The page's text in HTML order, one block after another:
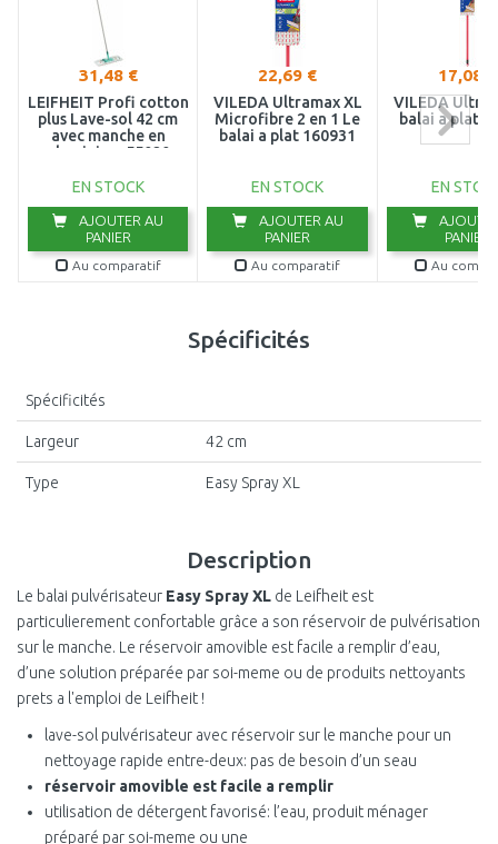
31,48 €
LEIFHEIT Profi cotton
plus Lave-sol 42 cm
avec manche en
aluminium 55020
EN STOCK
AJOUTER AU
PANIER
Au comparatif
22,69 €
VILEDA Ultramax XL
Microfibre 2 en 1 Le
balai a plat 160931
EN STOCK
AJOUTER AU
PANIER
Au comparatif
17,08 €
VILEDA
balai a plat
EN
PANIER
Au
Description
Le balai pulvérisateur Easy Spray XL de Leifheit est
particulierement confortable grâce a son réservoir de pulvérisation
sur le manche. Le réservoir amovible est facile a remplir d’eau,
d’une solution préparée par soi-meme ou de produits nettoyants
prets a l'emploi de Leifheit !
lave-sol pulvérisateur avec réservoir sur le manche pour un
nettoyage rapide entre-deux: pas de besoin d’un seau
réservoir amovible est facile a remplir
utilisation de détergent favorisé: l’eau, produit ménager
préparé par soi-meme ou une
Spécificités
Spécificités
Largeur 42 cm
Type Easy Spray XL